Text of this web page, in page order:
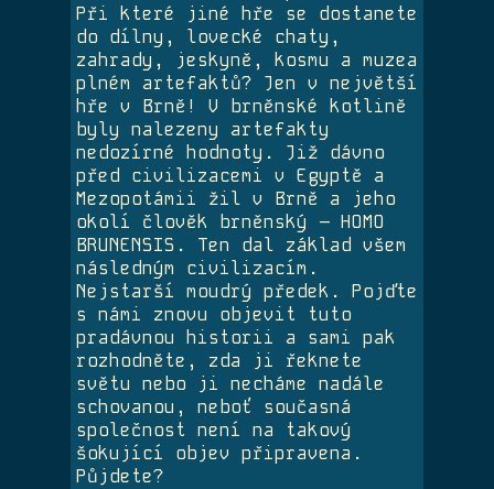
Při které jiné hře se dostanete
do dílny, lovecké chaty,
zahrady, jeskyně, kosmu a muzea
plném artefaktů? Jen v největší
hře v Brně! V brněnské kotlině
byly nalezeny artefakty
nedozírné hodnoty. Již dávno
před civilizacemi v Egyptě a
Mezopotámii žil v Brně a jeho
okolí člověk brněnský – HOMO
BRUNENSIS. Ten dal základ všem
následným civilizacím.
Nejstarší moudrý předek. Pojďte
s námi znovu objevit tuto
pradávnou historii a sami pak
rozhodněte, zda ji řeknete
světu nebo ji necháme nadále
schovanou, neboť současná
společnost není na takový
šokující objev připravena.
Půjdete?